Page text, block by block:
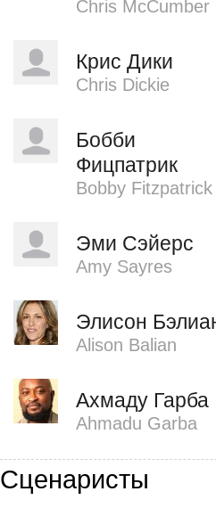
Chris McCumber
Крис Дики
Chris Dickie
Бобби
Фицпатрик
Bobby Fitzpatrick
Эми Сэйерс
Amy Sayres
Элисон
Alison Balian
Ахмаду Гарба
Ahmadu Garba
Сценаристы